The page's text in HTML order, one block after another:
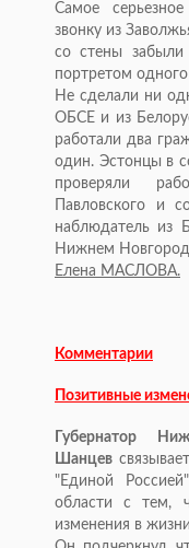
Самое
звонку из
со стены
портретом
Не сделали ни
ОБСЕ и из
работали два
один. Эстонцы в
проверяли
Павловского и
наблюдатель из
Нижнем
Елена МАСЛОВА.
Комментарии
Позитивные
Губернатор
Шанцев
"Единой
области с тем,
изменения в